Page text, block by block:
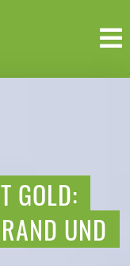
GOLD:
UND B